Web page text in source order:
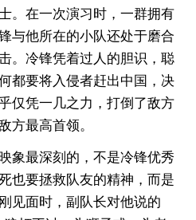
。在一次演习时，一群拥有
与他所在的小队还处于磨合
。冷锋凭着过人的胆识，聪
都要将入侵者赶出中国，决
仅凭一几之力，打倒了敌方
方最高首领。
象最深刻的，不是冷锋优秀
也要拯救队友的精神，而是
见面时，副队长对他说的